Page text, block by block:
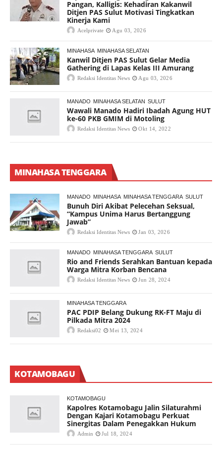
Pangan, Kalligis: Kehadiran Kakanwil
Ditjen PAS Sulut Motivasi Tingkatkan
Kinerja Kami
Acelprivate Agu 03, 2026
MINAHASA MINAHASA SELATAN
Kanwil Ditjen PAS Sulut Gelar Media
Gathering di Lapas Kelas III Amurang
Redaksi Identitas News Agu 03, 2026
MANADO MINAHASA SELATAN SULUT
Wawali Manado Hadiri Ibadah Agung HUT
ke-60 PKB GMIM di Motoling
Redaksi Identitas News Okt 14, 2022
MINAHASA TENGGARA
MANADO MINAHASA MINAHASA TENGGARA SULUT
Bunuh Diri Akibat Pelecehan Seksual,
“Kampus Unima Harus Bertanggung
Jawab”
Redaksi Identitas News Jan 03, 2026
MANADO MINAHASA TENGGARA SULUT
Rio and Friends Serahkan Bantuan kepada
Warga Mitra Korban Bencana
Redaksi Identitas News Jun 28, 2024
MINAHASA TENGGARA
PAC PDIP Belang Dukung RK-FT Maju di
Pilkada Mitra 2024
Redaksi02 Mei 13, 2024
KOTAMOBAGU
KOTAMOBAGU
Kapolres Kotamobagu Jalin Silaturahmi
Dengan Kajari Kotamobagu Perkuat
Sinergitas Dalam Penegakkan Hukum
Admin Jul 18, 2024